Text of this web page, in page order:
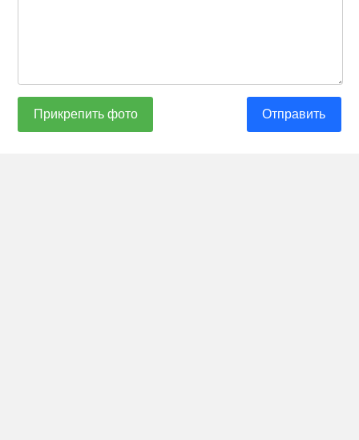
Прикрепить фото Отправить